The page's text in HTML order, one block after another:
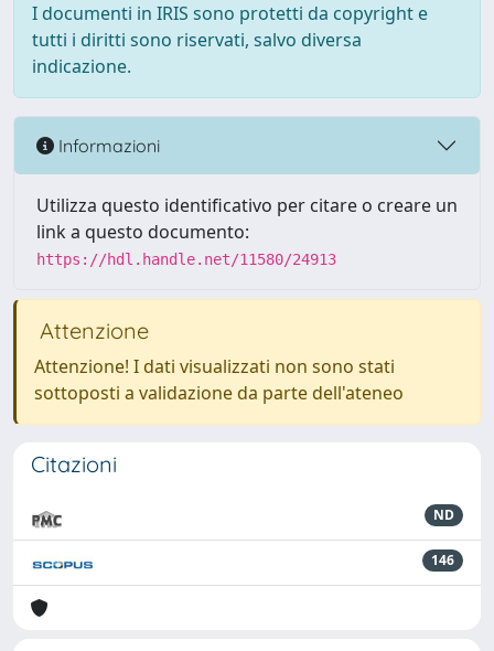
I documenti in IRIS sono protetti da copyright e
tutti i diritti sono riservati, salvo diversa
indicazione.
Informazioni
Utilizza questo identificativo per citare o creare un
link a questo documento:
https://hdl.handle.net/11580/24913
Attenzione
Attenzione! I dati visualizzati non sono stati
sottoposti a validazione da parte dell'ateneo
Citazioni
ND
146